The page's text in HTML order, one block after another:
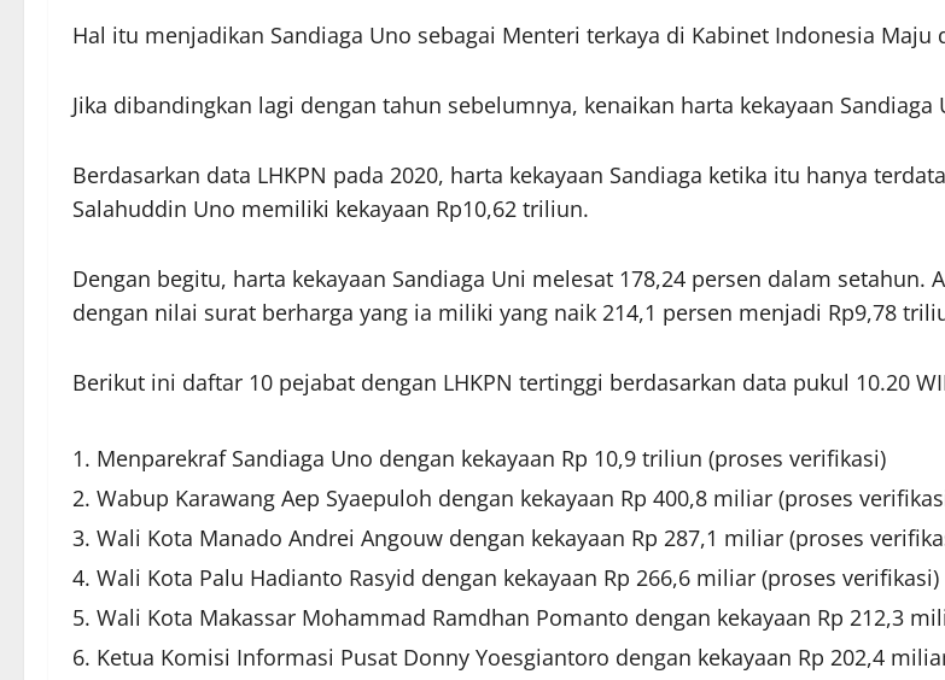
Hal itu menjadikan Sandiaga Uno sebagai Menteri terkaya di Kabinet Indonesia
Jika dibandingkan lagi dengan tahun sebelumnya, kenaikan harta kekayaan
Berdasarkan data LHKPN pada 2020, harta kekayaan Sandiaga ketika itu hanya
Salahuddin Uno memiliki kekayaan Rp10,62 triliun.
Dengan begitu, harta kekayaan Sandiaga Uni melesat 178,24 persen dalam
dengan nilai surat berharga yang ia miliki yang naik 214,1 persen menjadi Rp9,78
Berikut ini daftar 10 pejabat dengan LHKPN tertinggi berdasarkan data pukul 10.20
Menparekraf Sandiaga Uno dengan kekayaan Rp 10,9 triliun (proses verifikasi)
Wabup Karawang Aep Syaepuloh dengan kekayaan Rp 400,8 miliar (proses
Wali Kota Manado Andrei Angouw dengan kekayaan Rp 287,1 miliar (proses
Wali Kota Palu Hadianto Rasyid dengan kekayaan Rp 266,6 miliar (proses verifikasi)
Wali Kota Makassar Mohammad Ramdhan Pomanto dengan kekayaan Rp 212,3
Ketua Komisi Informasi Pusat Donny Yoesgiantoro dengan kekayaan Rp 202,4